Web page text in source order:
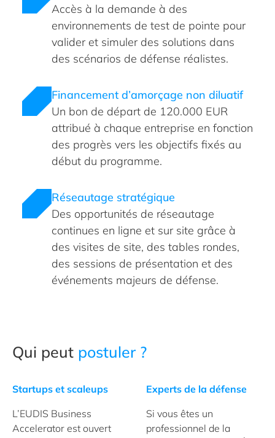
Accès à la demande à des
environnements de test de pointe pour
valider et simuler des solutions dans
des scénarios de défense réalistes.
Financement d’amorçage non diluatif
Un bon de départ de 120.000 EUR
attribué à chaque entreprise en fonction
des progrès vers les objectifs fixés au
début du programme.
Réseautage stratégique
Des opportunités de réseautage
continues en ligne et sur site grâce à
des visites de site, des tables rondes,
des sessions de présentation et des
événements majeurs de défense.
Qui peut postuler ?
Startups et scaleups
L’EUDIS Business
Accelerator est ouvert
Experts de la défense
Si vous êtes un
professionnel de la